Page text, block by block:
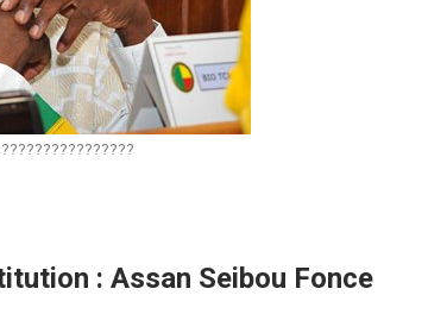
: Assan Seibou Fonce